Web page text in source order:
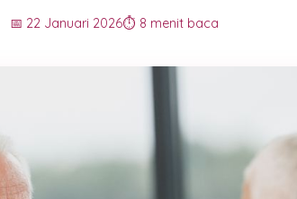
📅 22 Januari 2026⏱️ 8 menit baca